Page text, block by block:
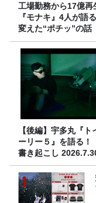
工場勤務から17億
『モナキ』4人が語
変えた“ポチッ”の話
【後編】宇多丸『ト
ーリー５』を語る！
書き起こし